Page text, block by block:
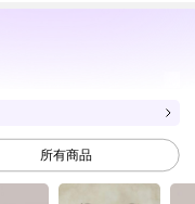
所有商品